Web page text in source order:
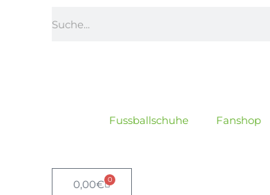
Fussballschuhe Fanshop
0,00€ 0
Warenkorb